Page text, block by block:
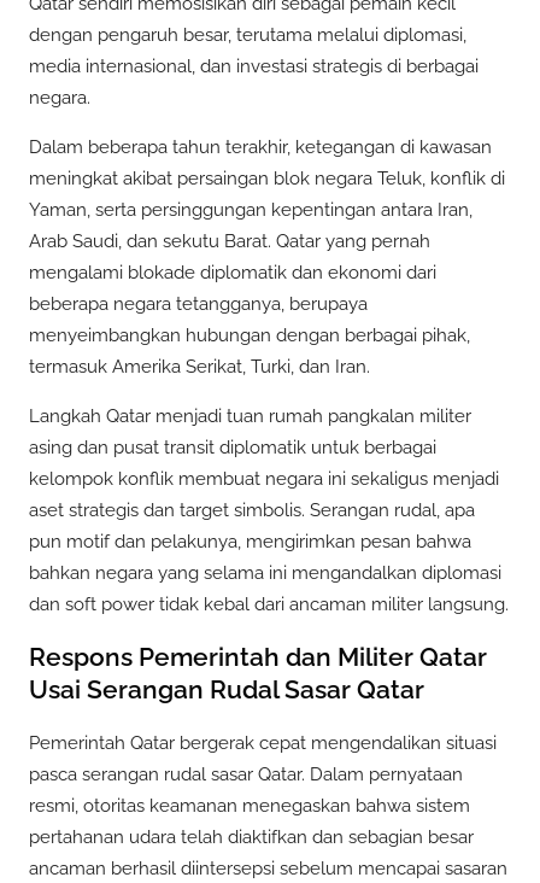
dengan pengaruh besar, terutama melalui diplomasi,
media internasional, dan investasi strategis di berbagai
negara.
Dalam beberapa tahun terakhir, ketegangan di kawasan
meningkat akibat persaingan blok negara Teluk, konflik di
Yaman, serta persinggungan kepentingan antara Iran,
Arab Saudi, dan sekutu Barat. Qatar yang pernah
mengalami blokade diplomatik dan ekonomi dari
beberapa negara tetangganya, berupaya
menyeimbangkan hubungan dengan berbagai pihak,
termasuk Amerika Serikat, Turki, dan Iran.
Langkah Qatar menjadi tuan rumah pangkalan militer
asing dan pusat transit diplomatik untuk berbagai
kelompok konflik membuat negara ini sekaligus menjadi
aset strategis dan target simbolis. Serangan rudal, apa
pun motif dan pelakunya, mengirimkan pesan bahwa
bahkan negara yang selama ini mengandalkan diplomasi
dan soft power tidak kebal dari ancaman militer langsung.
Respons Pemerintah dan Militer Qatar
Usai Serangan Rudal Sasar Qatar
Pemerintah Qatar bergerak cepat mengendalikan situasi
pasca serangan rudal sasar Qatar. Dalam pernyataan
resmi, otoritas keamanan menegaskan bahwa sistem
pertahanan udara telah diaktifkan dan sebagian besar
ancaman berhasil diintersepsi sebelum mencapai sasaran